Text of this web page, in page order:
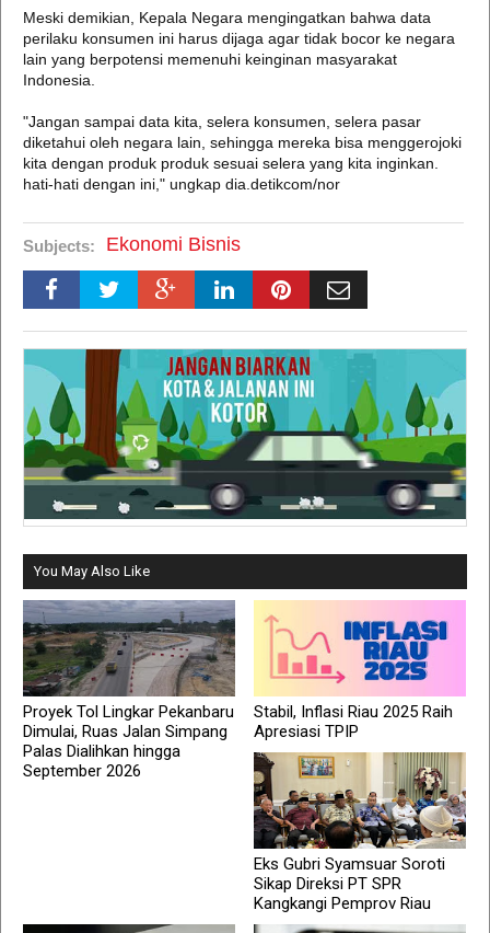
Meski demikian, Kepala Negara mengingatkan bahwa data
perilaku konsumen ini harus dijaga agar tidak bocor ke negara
lain yang berpotensi memenuhi keinginan masyarakat
Indonesia.
"Jangan sampai data kita, selera konsumen, selera pasar
diketahui oleh negara lain, sehingga mereka bisa menggerojoki
kita dengan produk produk sesuai selera yang kita inginkan.
hati-hati dengan ini," ungkap dia.detikcom/nor
Subjects: Ekonomi Bisnis
You May Also Like
Proyek Tol Lingkar Pekanbaru
Dimulai, Ruas Jalan Simpang
Palas Dialihkan hingga
September 2026
Stabil, Inflasi Riau 2025 Raih
Apresiasi TPIP
Eks Gubri Syamsuar Soroti
Sikap Direksi PT SPR
Kangkangi Pemprov Riau